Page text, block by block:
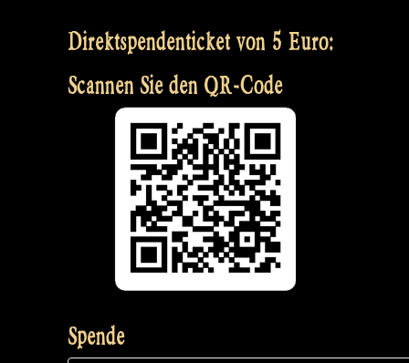
Direktspendenticket von 5 Euro:
Scannen Sie den QR-Code
Spende